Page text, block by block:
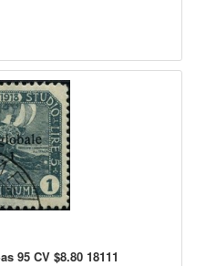
95 CV $8.80 18111